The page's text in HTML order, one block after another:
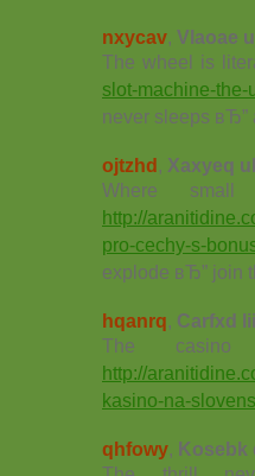
nxycav, Vlaoae
The wheel is
slot-machine-
never sleeps вЂ”
ojtzhd, Xaxyeq
Where
http://
pro-cechy-s-
explode вЂ” join
hqanrq, Carfxd
The
http://
kasino-na-
qhfowy, Kosebk